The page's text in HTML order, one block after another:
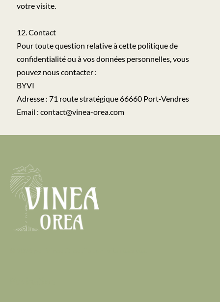
votre visite.
12. Contact
Pour toute question relative à cette politique de
confidentialité ou à vos données personnelles, vous
pouvez nous contacter :
BYVI
Adresse : 71 route stratégique 66660 Port-Vendres
Email : contact@vinea-orea.com